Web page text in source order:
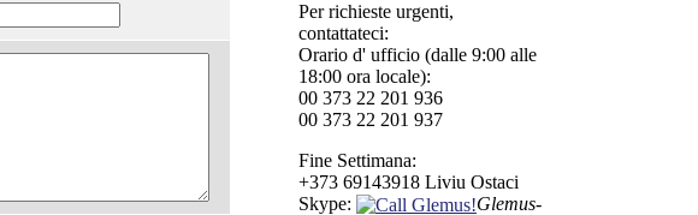
Per richieste urgenti,
contattateci:
Orario d' ufficio (dalle 9:00 alle
18:00 ora locale):
00 373 22 201 936
00 373 22 201 937
Fine Settimana:
+373 69143918 Liviu Ostaci
Skype:
Glemus-